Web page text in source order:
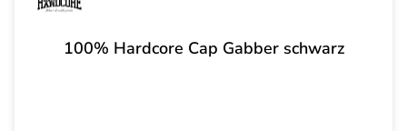
100% Hardcore Cap Gabber schwarz